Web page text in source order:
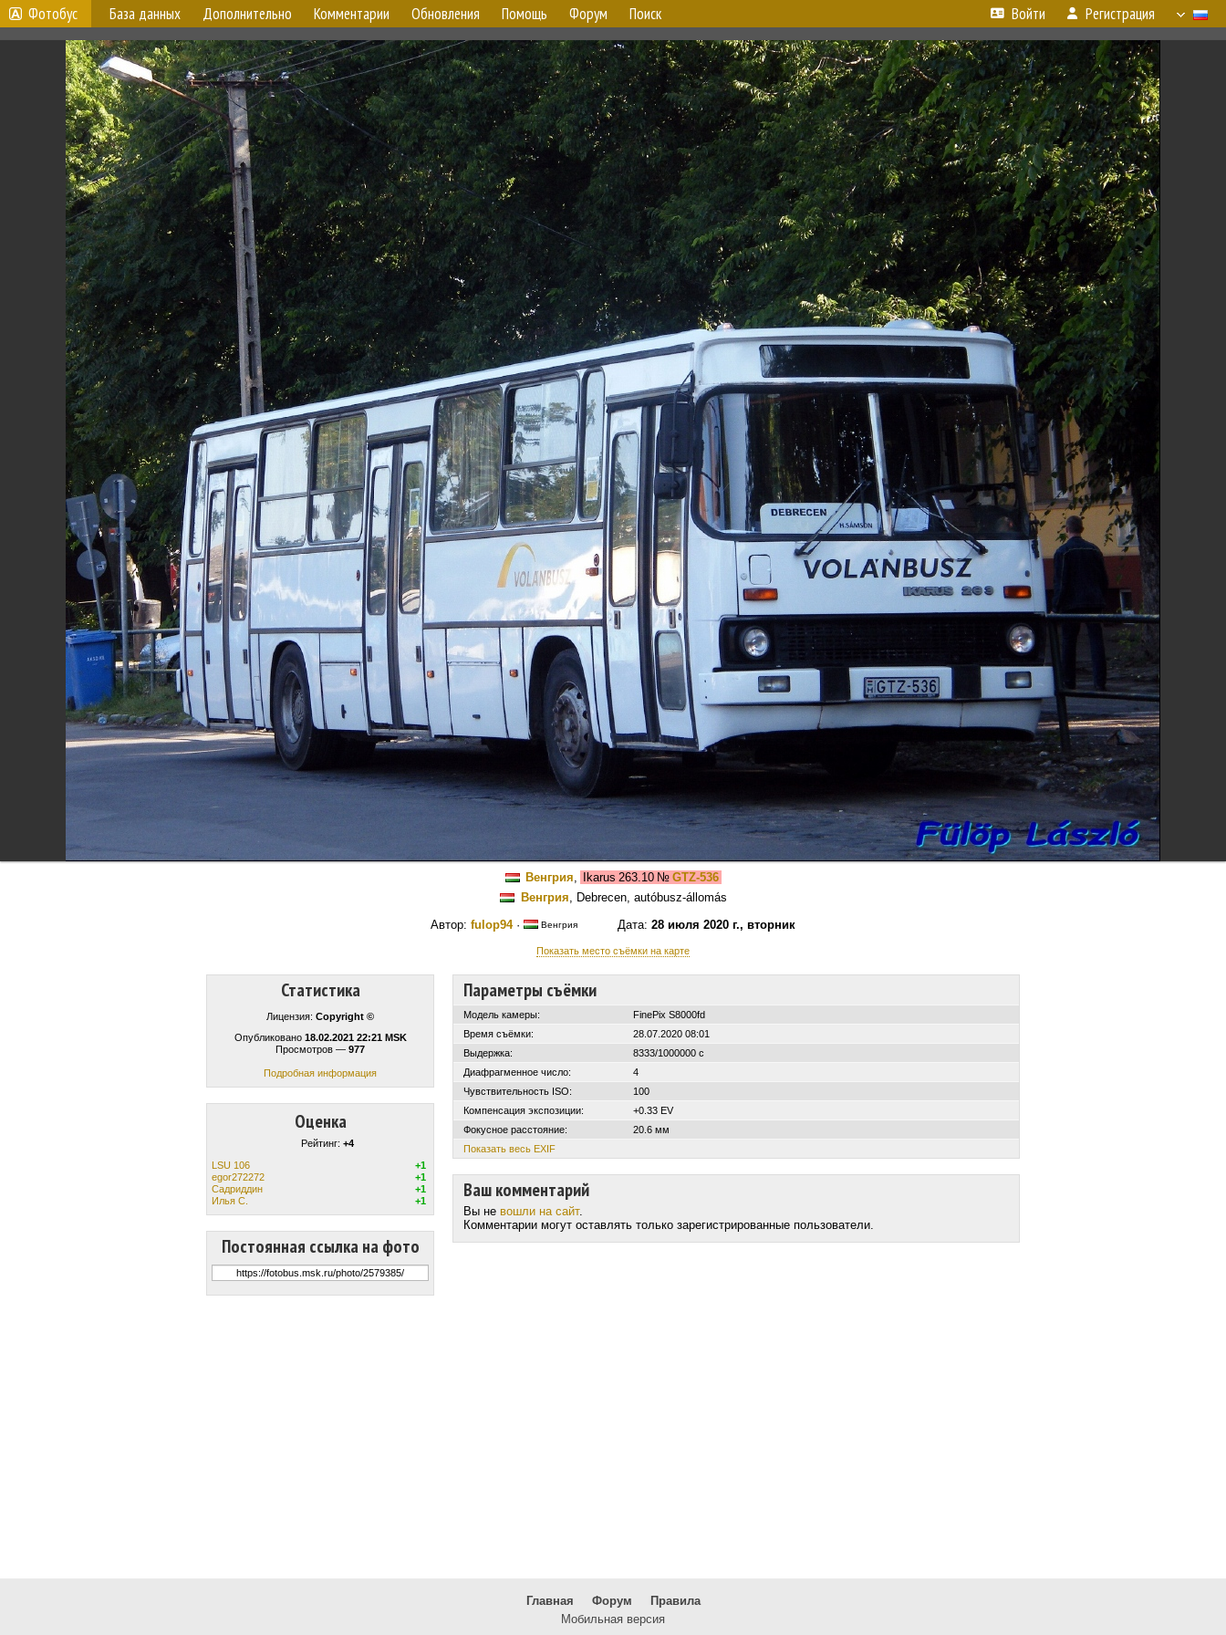
Фотобус База данных Дополнительно Комментарии Обновления Помощь Форум Поиск Войти Регистрация
Венгрия, Ikarus 263.10№ GTZ-536
Венгрия, Debrecen, autóbusz-állomás
Автор: fulop94· Венгрия Дата: 28 июля 2020 г., вторник
Показать место съёмки на карте
Статистика
Лицензия: Copyright ©
Опубликовано 18.02.2021 22:21 MSK
Просмотров — 977
Подробная информация
Оценка
Рейтинг: +4
LSU 106
+1
egor272272
+1
Садриддин
+1
Илья С.
+1
Постоянная ссылка на фото
Параметры съёмки
Модель камеры:
FinePix S8000fd
Время съёмки:
28.07.2020 08:01
Выдержка:
8333/1000000 с
Диафрагменное число:
4
Чувствительность ISO:
100
Компенсация экспозиции:
+0.33 EV
Фокусное расстояние:
20.6 мм
Показать весь EXIF
Ваш комментарий
Вы не вошли на сайт.
Комментарии могут оставлять только зарегистрированные пользователи.
Главная Форум
Правила
Мобильная версия